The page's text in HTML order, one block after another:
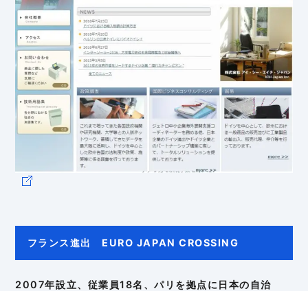
フランス進出 EURO JAPAN CROSSING
2007年設立、従業員18名、パリを拠点に日本の自治